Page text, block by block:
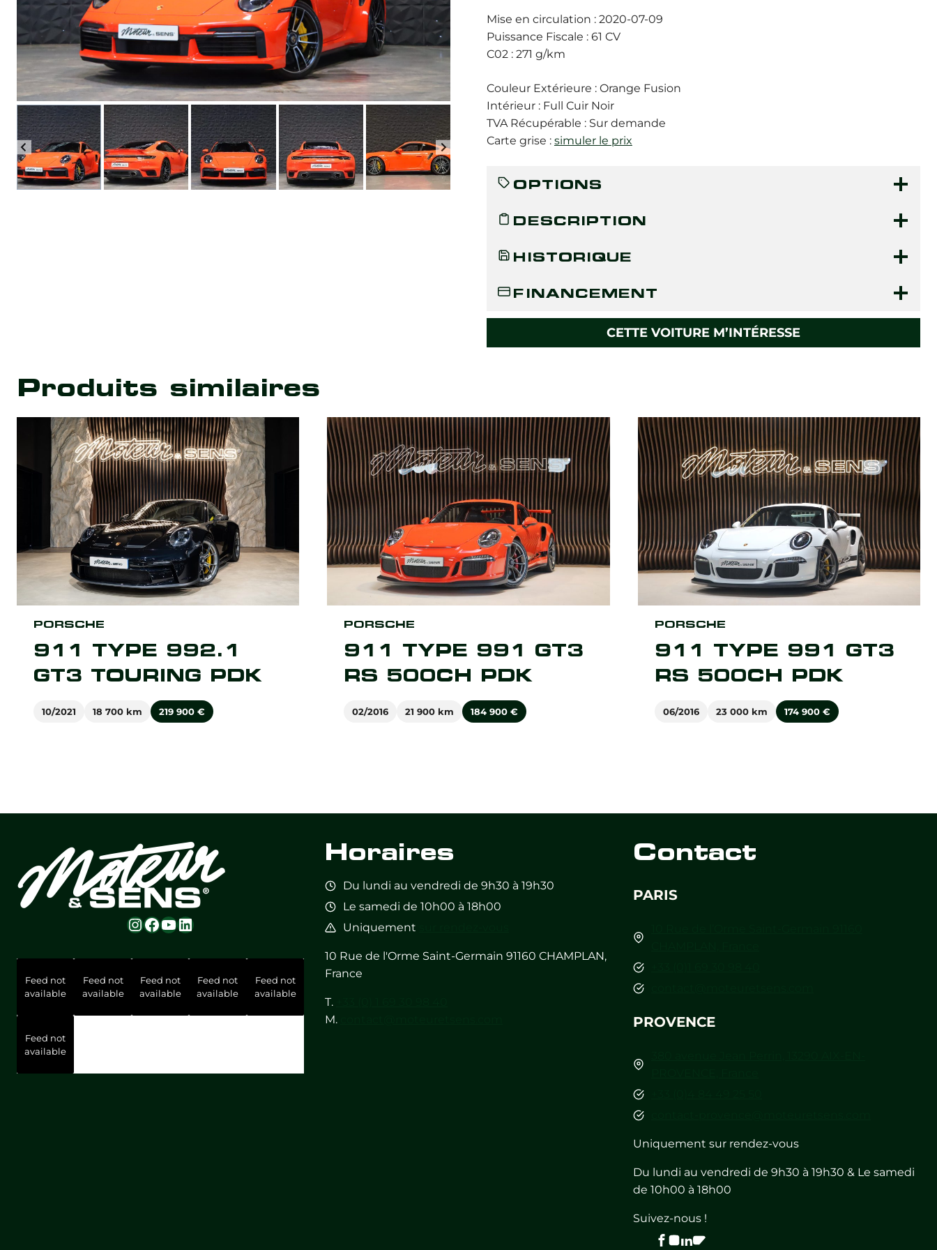
Mise en circulation : 2020-07-09
Puissance Fiscale : 61 CV
C02 : 271 g/km
Couleur Extérieure : Orange Fusion
Intérieur : Full Cuir Noir
TVA Récupérable : Sur demande
Carte grise : simuler le prix
OPTIONS
DESCRIPTION
HISTORIQUE
FINANCEMENT
CETTE VOITURE M’INTÉRESSE
Produits similaires
911 TYPE 992.1
GT3 TOURING PDK
PORSCHE
10/2021 18 700 km 219 900 €
911 TYPE 991 GT3
RS 500CH PDK
PORSCHE
02/2016 21 900 km 184 900€
911 TYPE 991 GT3
RS 500CH PDK
PORSCHE
06/2016 23 000 km 174 900 €
Instagram
Facebook
YouTube
LinkedIn
Feed not
available
Feed not
available
Feed not
available
Feed not
available
Feed not
available
Feed not
available
Horaires
Du lundi au vendredi de 9h30 à 19h30
Le samedi de 10h00 à 18h00
Uniquement
10 Rue de l'Orme Saint-Germain 91160 CHAMPLAN,
France
T.
M.
Contact
PARIS
PROVENCE
Uniquement sur rendez-vous
Du lundi au vendredi de 9h30 à 19h30 & Le samedi
de 10h00 à 18h00
Suivez-nous !